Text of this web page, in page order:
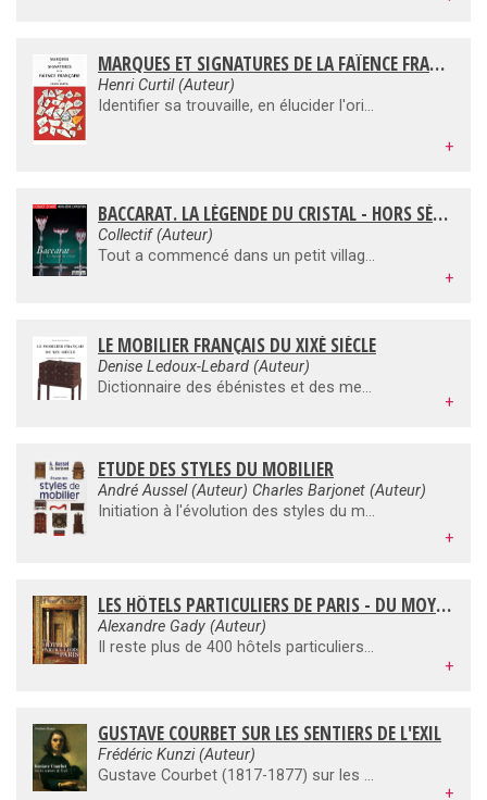
MARQUES ET SIGNATURES DE LA FAÏENCE FRANCAISE
Henri Curtil (Auteur)
Identifier sa trouvaille, en élucider l'origine, en préciser l'époque, le lieu et le mode de fabrication, tel est le but de cet ouvrage qui s'efforce de sacrifier à la double exigence de l'amour du beau et du savoir.
+
BACCARAT. LA LÉGENDE DU CRISTAL - HORS SÉRIE
Collectif (Auteur)
Tout a commencé dans un petit village de Lorraine, en 1764. Baccarat n'abritait alors qu'une simple verrerie. Mais le destin de la manufacture a basculé grâce au talent de ses artisans , à l'imagination folle de ses créateurs , à l' audace de ses ingénieurs . L'entreprise profite d'abord des Expositions des produits de l'industrie pour séduire le marché national puis elle se lance à la conquête du monde avec les Expositions universelles.Désormais plus rien ne l'arrête ; Baccarat entre dans la légende. C'est cette histoire à succès que raconte l'exposition du Petit Palais en présentant au public près de 500 ouvres, dessins d'archives et pièces de cristal, dans une mise en scène étincelante.
+
LE MOBILIER FRANÇAIS DU XIXÈ SIÈCLE
Denise Ledoux-Lebard (Auteur)
Dictionnaire des ébénistes et des menuisiers. Cet ouvrage de synthèse regroupe près de 5000 ébénistes, menuisiers, carreleurs, découpeurs, marqueteurs, fabricants et marchands de bois depuis la période révolutionnaire jusqu'à l'apparition de l'Art Nouveau.
+
ETUDE DES STYLES DU MOBILIER
André Aussel (Auteur) Charles Barjonet (Auteur)
Initiation à l'évolution des styles du mobilier, depuis son apparition dans l'Antiquité jusqu'à nos jours, cette seconde édition actualise les données des styles Empire, Louis XV, Louis XVI, Art Déco, designers et contemporain, ainsi que toute l'iconographie. Avec une nouvelle maquette, entièremment en couleurs, cette édition est dédiée aussi bien aux élèves d'histoire de l'art qu'aux chineurs amoureux de l'art.
+
LES HÔTELS PARTICULIERS DE PARIS - DU MOYEN AGE À LA BELLE EPOQUE
Alexandre Gady (Auteur)
Il reste plus de 400 hôtels particuliers à Paris ; il y en aurait eu plus de 2 000 en tout. Si des monographies ont été consacrées à telle ou telle maison importante, l'histoire des hôtels parisiens n'a jamais été envisagée dans sa globalité. Cet ouvrage est la première synthèse sur le sujet. À Paris, le modèle de l'hôtel particulier se forme au Moyen Âge et se développe jusqu'au début du XXe siècle. Répondant à des impératifs contradictoires mais nécessaires, l'hôtel urbain a ses quartiers d'élection - évolutifs au fil du temps -, et s'établit entre cour et jardin, parfois « sur le devant », plus rarement, en pavillon. La construction des hôtels mobilise les meilleurs architectes et les décorateurs les plus en vogue. Au-delà de leurs prouesses, leurs réalisations nous disent le goût et l'art de vivre d'une société disparue.
+
GUSTAVE COURBET SUR LES SENTIERS DE L'EXIL
Frédéric Kunzi (Auteur)
Gustave Courbet (1817-1877) sur les sentiers de l'exil est une mini rétrospective de l'oeuvre du maître fondateur du réalisme. On peut y voir le cheminement géographique et artistique de Courbet depuis les débuts de son art jusqu'à la fin de son voyage de vie. Parallèlement sont présentés de nombreuses oeuvres des élèves de Courbet, ceux qui, notamment, l'ont accompagné dans son exil à La Tour-de-Peilz, cette petite commune au bord du lac Léman où le peintre s'est réfugié pour fuir la justice française. C'est là que Courbet décède, dans la nuit du 31 décembre 1877. Le peintre d'Ornans ayant été un modèle pour de nombreux artistes tout au long des années qui ont suivi sa mort et bien au-delà, un chapitre est donc aussi consacré aux oeuvres peintes en hommage à Gustave Courbet, avec des noms aussi célèbres que Théodore Rousseau ou Bernard Buffet.
+